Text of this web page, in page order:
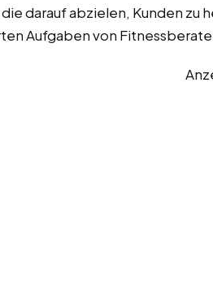
darauf abzielen, Kunden zu
Aufgaben von